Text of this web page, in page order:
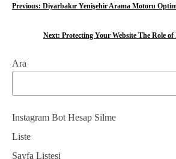
Y
ı
g
e
z
Previous: Diyarbakır Yenişehir Arama Motoru
Next: Protecting Your Website The Role
Ara
Instagram Bot Hesap Silme
Liste
Sayfa Listesi